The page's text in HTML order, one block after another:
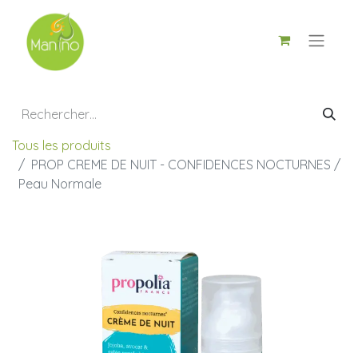
Tous les produits
PROP CREME DE NUIT - CONFIDENCES NOCTURNES /
Peau Normale